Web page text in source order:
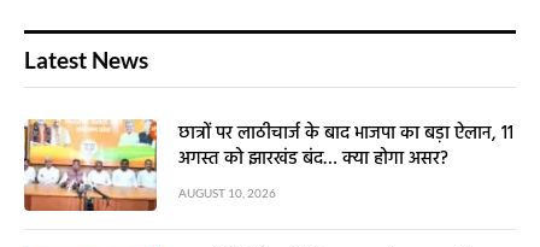
Latest News
छात्रों पर लाठीचार्ज के बाद भाजपा का बड़ा ऐलान, 11
अगस्त को झारखंड बंद… क्या होगा असर?
AUGUST 10, 2026